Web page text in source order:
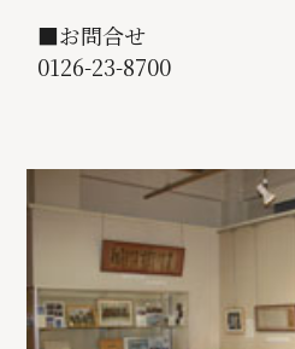
■お問合せ
0126-23-8700